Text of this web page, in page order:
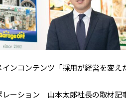
ンコンテンツ「採用が経営を変え
レーション 山本太郎社長の取材記